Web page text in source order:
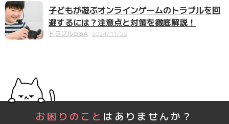
子どもが遊ぶオンラインゲームのトラブルを回
避するには？注意点と対策を徹底解説！
トラブルQ&A 2024/11/28
お困りのこと はありませんか？